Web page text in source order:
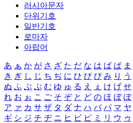
러시아문자
단위기호
일반기호
로마자
아랍어
あ ぁ か が さ ざ た だ な は ば ぱ ま
き ぎ し じ ち ぢ に ひ び ぴ み り う
ぬ ふ ぶ ぷ む ゆ ゅ る え ぇ け げ せ
れ お ぉ こ ご そ ぞ と ど の ほ ぼ ぽ
ア ァ カ サ ザ タ ダ ナ ハ バ パ マ ヤ
ギ シ ジ チ ヂ ニ ヒ ビ ピ ミ リ ウ ゥ